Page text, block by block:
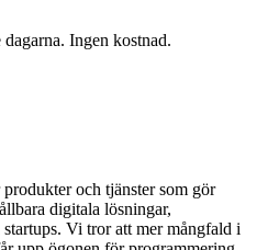
Ingen kostnad.
och tjänster som gör
digitala lösningar,
Vi tror att mer mångfald i